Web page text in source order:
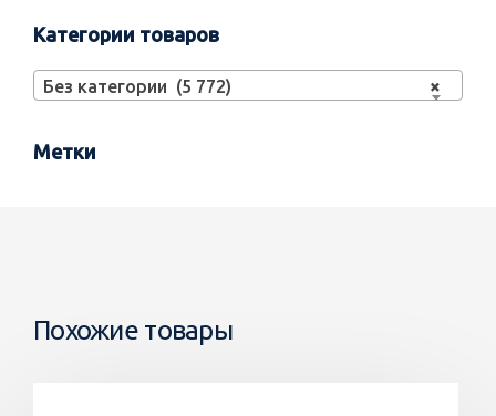
Категории товаров
×
Без категории (5 772)
Метки
Похожие товары